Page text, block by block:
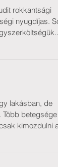
rokkantsági
nyugdíjas.
lakásban, de
betegsége
kimozdulni